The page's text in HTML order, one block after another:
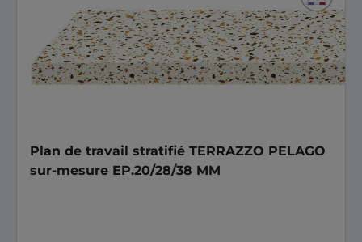
Plan de travail stratifié TERRAZZO PELAGO
sur-mesure EP.20/28/38 MM